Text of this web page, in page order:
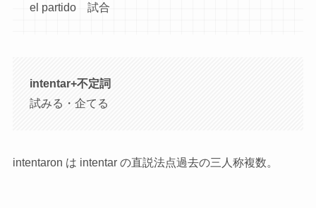
el partido 試合
intentar+不定詞
試みる・企てる
intentaron は intentar の直説法点過去の三人称複数。